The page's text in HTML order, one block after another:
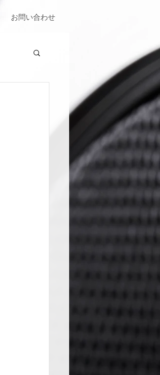
お問い合わせ